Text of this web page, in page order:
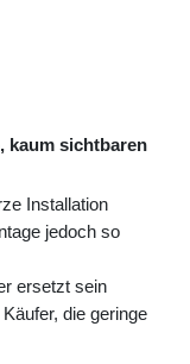
kaum sichtbaren
Installation
jedoch so
ersetzt sein
die geringe